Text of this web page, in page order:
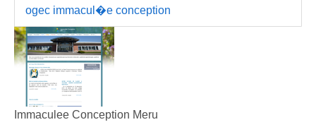
ogec immacul�e conception
Immaculee Conception Meru